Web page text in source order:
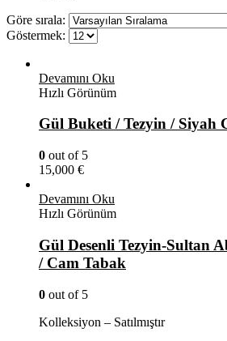
Göre sırala:
Göstermek:
Devamını Oku
Hızlı Görünüm
Gül Buketi / Tezyin / Siyah
0 out of 5
15,000 €
Devamını Oku
Hızlı Görünüm
Gül Desenli Tezyin-Sultan
/ Cam Tabak
0 out of 5
Kolleksiyon – Satılmıştır